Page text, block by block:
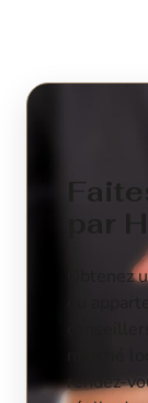
par
ou
marché
rendez-